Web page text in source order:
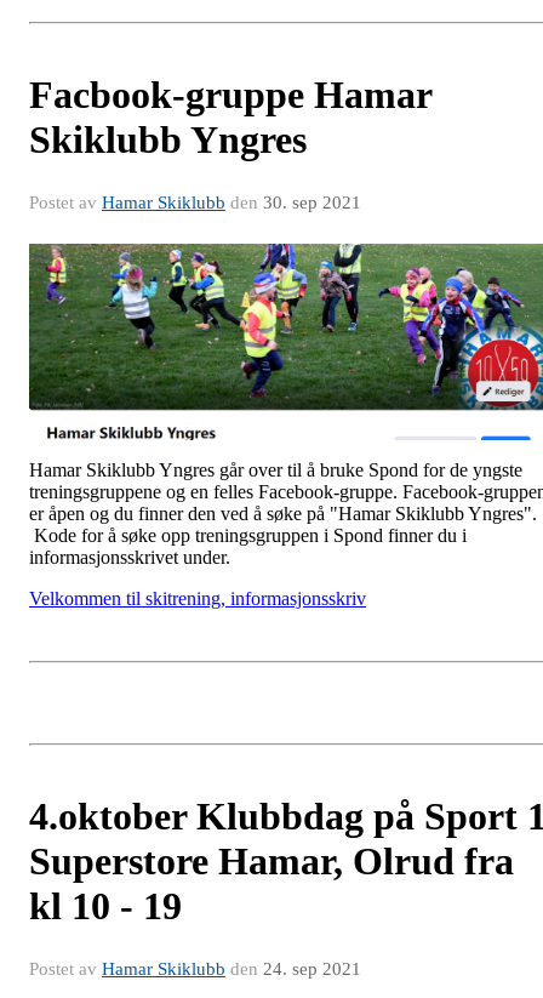
Facbook-gruppe Hamar
Skiklubb Yngres
Postet av Hamar Skiklubb den 30. sep 2021
Hamar Skiklubb Yngres går over til å bruke Spond for de yngste
treningsgruppene og en felles Facebook-gruppe. Facebook-
er åpen og du finner den ved å søke på "Hamar Skiklubb Yngres".
Kode for å søke opp treningsgruppen i Spond finner du i
informasjonsskrivet under.
Velkommen til skitrening, informasjonsskriv
4.oktober Klubbdag på Sport
Superstore Hamar, Olrud fra
kl 10 - 19
Postet av Hamar Skiklubb den 24. sep 2021